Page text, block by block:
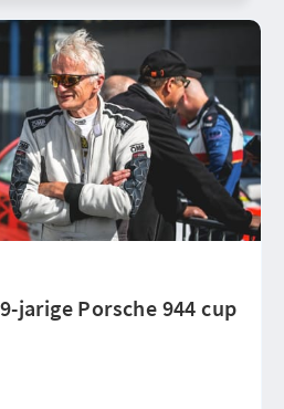
jarige Porsche 944 cup